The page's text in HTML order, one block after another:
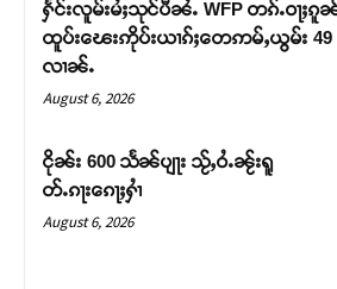
တႃႇႁႂ်ႈသဵင်ၵၢင်ၸႂ်ၵူၼ်းမိူင်း ၵူႈတီႈ
တ်ႇ တူဝ်ႈလုမ်ႈၾႃႉၼၼ်ႉ ၶဝ်ႈႁူမ်ႈ
ဝ်ႇၽူႈတွႆႇႁွၵ်ႈ လႆႈယူႇၶႃႈ
ႁႅင်းလူမ်းမႆႈသုင်ပီၼႆႉ WFP တၵ်ႉဝႃႈၵူ
ထူပ်းၽေးဢိုပ်းယၢၵ်ႈတေဢမ်ႇယွမ်း 49
လၢၼ်ႉ
August 6, 2026
ငိုၼ်း 600 သႅၼ်ပျႃး သႂ်ႇဝႆႉၼႂ်းရူ
တ်ႉၵႃးၵေႃႈႁၢႆ
August 6, 2026